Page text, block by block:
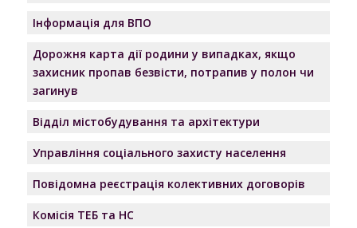
Інформація для ВПО
Дорожня карта дії родини у випадках, якщо
захисник пропав безвісти, потрапив у полон чи
загинув
Відділ містобудування та архітектури
Управління соціального захисту населення
Повідомна реєстрація колективних договорів
Комісія ТЕБ та НС